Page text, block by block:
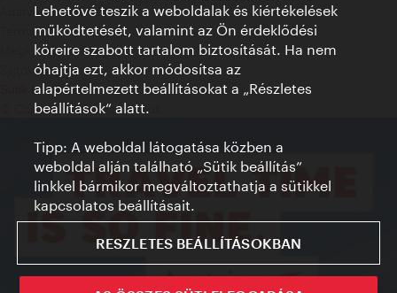
Adatvédelmi nyilatkozat
Terms of Use
Megközelíthetőség
Sajtókapcsolat
Sütik beállítása
© Copyright WienTourismus
Lehetővé teszik a weboldalak és kiértékelések
működtetését, valamint az Ön érdeklődési
köreire szabott tartalom biztosítását. Ha nem
óhajtja ezt, akkor módosítsa az
alapértelmezett beállításokat a „Részletes
beállítások“ alatt.
Tipp: A weboldal látogatása közben a
weboldal alján található „Sütik beállítás”
linkkel bármikor megváltoztathatja a sütikkel
kapcsolatos beállításait.
RESZLETES BEÁLLÍTÁSOKBAN